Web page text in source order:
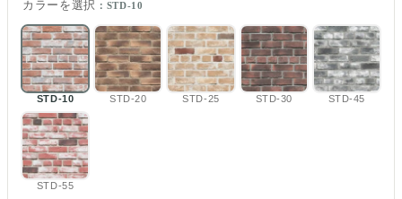
カラーを選択 ：STD-10
STD-10 STD-20 STD-25 STD-30 STD-45
STD-55